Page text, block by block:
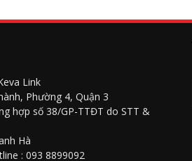
Link
Phường 4, Quận 3
hợp số 38/GP-TTĐT do STT &
Hà
: 093 8899092